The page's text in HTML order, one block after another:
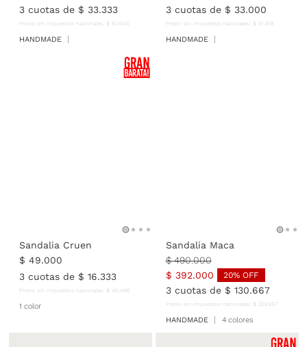
3cuotas de $ 33.333
Precio sin impuestos nacionales: $ 82. 645
HANDMADE
3cuotas de $ 33.000
Precio sin impuestos nacionales: $ 81 818
HANDMADE
Sandalia Cruen
$ 49.000
3cuotas de $ 16.333
Precio sin impuestos nacionales: $ 40 496
1 color
Sandalia Maca
$ 490.000
$ 392.000 20% OFF
3cuotas de $ 130.667
Precio sin impuestos nacionales: $ 323 967
HANDMADE 4 colores